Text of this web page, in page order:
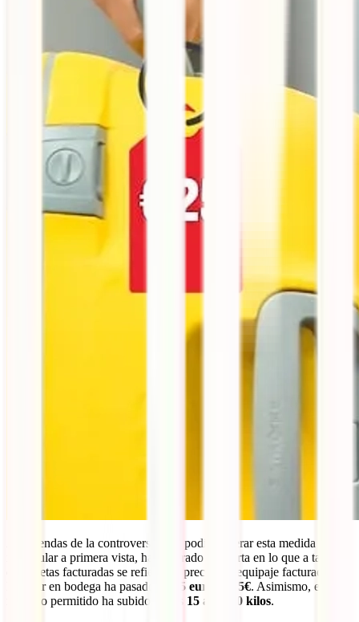
A sabiendas de la controversia que podía generar esta medida
impopular a primera vista, ha mejorado su oferta en lo que a tarifas
de maletas facturadas se refiere. El precio del equipaje facturado de
Ryanair en bodega ha pasado de
35 euros a 25€. Asimismo, el peso
máximo permitido ha subido de los 15 a los 20 kilos.